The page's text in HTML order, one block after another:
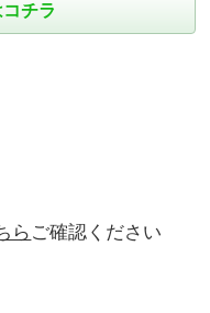
チラ
ら ご確認ください